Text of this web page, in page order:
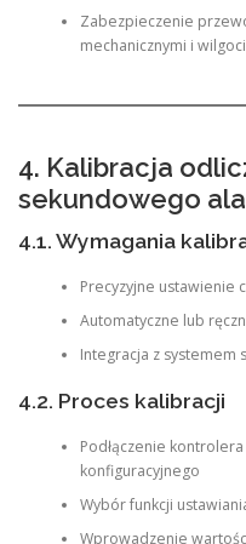
Zabezpieczenie
mechanicznymi i
4. Kalibracja
sekundowego
4.1. Wymagania
Precyzyjne ustawienie
Automatyczne lub
Integracja z systemem
4.2. Proces kalibracji
Podłączenie
konfiguracyjnego
Wybór funkcji
Wprowadzenie